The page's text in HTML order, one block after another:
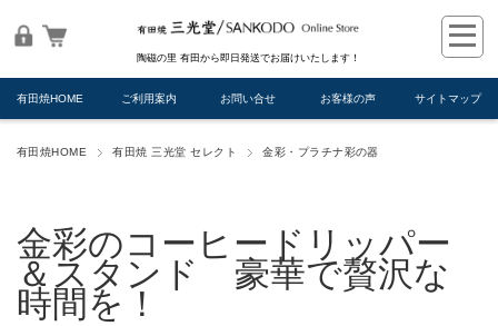
陶磁の里 有田から即日発送でお届けいたします！
有田焼HOME ご利用案内 お問い合せ お客様の声 サイトマップ
有田焼HOME 有田焼 三光堂 セレクト 金彩・プラチナ彩の器
金彩のコーヒードリッパー
＆スタンド 豪華で贅沢な
時間を！